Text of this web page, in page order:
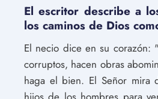
El escritor describe a
los caminos de Dios
El necio dice en su corazón: "
corruptos, hacen obras
haga el bien. El Señor mira